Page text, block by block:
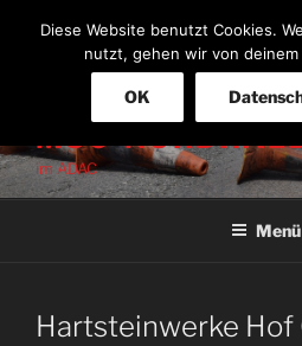
Inhalt
MSC-
im ADAC
Menü
Hartsteinwerke Hof
Diese Website benutzt Cookies.
nutzt, gehen wir von deinem
OK